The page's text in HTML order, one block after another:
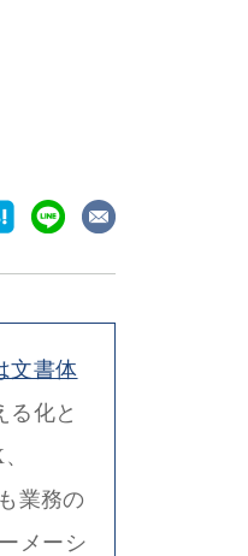
文書体
る化と
業務の
メーシ